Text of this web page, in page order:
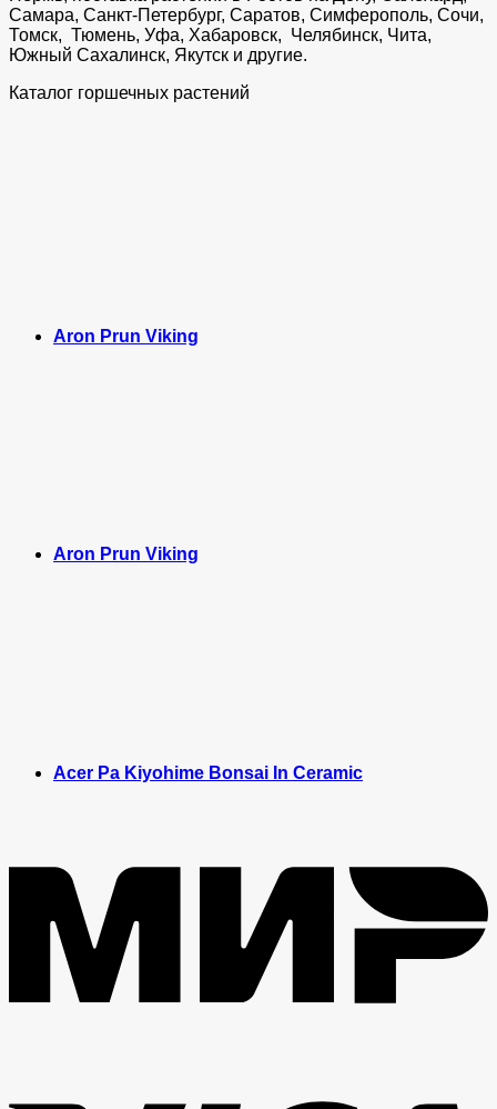
Самара, Санкт-Петербург, Саратов, Симферополь, Сочи,
Томск, Тюмень, Уфа, Хабаровск, Челябинск, Чита,
Южный Сахалинск, Якутск и другие.
Каталог горшечных растений
Aron Prun Viking
Aron Prun Viking
Acer Pa Kiyohime Bonsai In Ceramic